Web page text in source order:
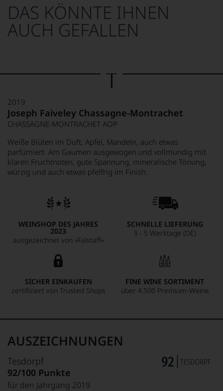
DAS KÖNNTE IHNEN
AUCH GEFALLEN
2019
Joseph Faiveley Chassagne-Montrachet
CHASSAGNE-MONTRACHET AOP
Weiße Blüten im Duft, Apfel, Mandeln, auch etwas
parfümiert. Am Gaumen ausgewogen und vollmundig mit
klaren Fruchtnoten, gute Spannung, mineralische Tönung,
würzig und auch etwas pfeffrig im Finish.
WEINSHOP DES JAHRES
2023
ausgezeichnet von »Falstaff«
SCHNELLE LIEFERUNG
3 - 5 Werktage (DE)
SICHER EINKAUFEN
zertifiziert von Trusted Shops
FINE WINE SORTIMENT
über 4.500 Premium-Weine
AUSZEICHNUNGEN
Tesdorpf
92/100 Punkte
für den Jahrgang 2019